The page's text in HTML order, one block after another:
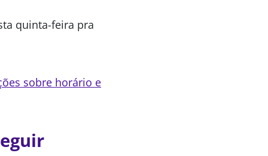
quinta-feira pra
sobre horário e